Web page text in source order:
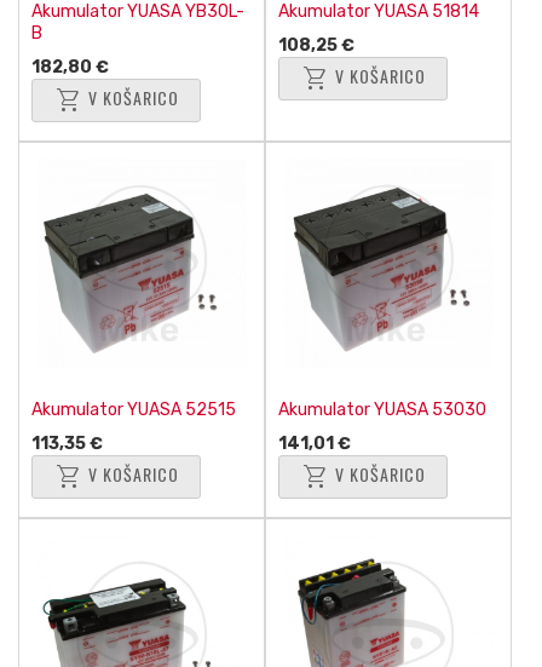
Akumulator YUASA YB30L-
B
182,80 €
shopping_cart V KOŠARICO
Akumulator YUASA 51814
108,25 €
shopping_cart V KOŠARICO
Akumulator YUASA 52515
113,35 €
shopping_cart V KOŠARICO
Akumulator YUASA 53030
141,01 €
shopping_cart V KOŠARICO